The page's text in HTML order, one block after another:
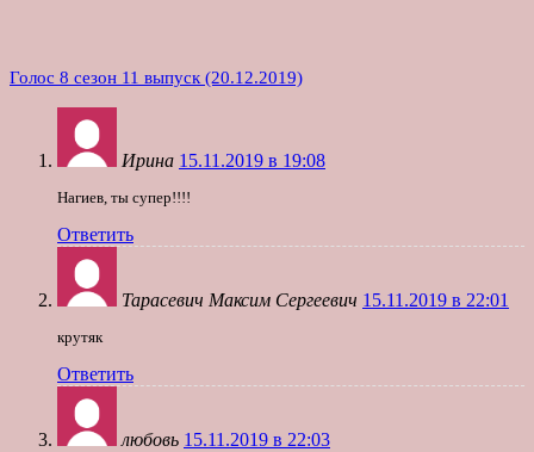
Голос 8 сезон 11 выпуск (20.12.2019)
Ирина 15.11.2019 в 19:08
Нагиев, ты супер!!!!
Ответить
Тарасевич Максим Сергеевич 15.11.2019 в 22:01
крутяк
Ответить
любовь 15.11.2019 в 22:03